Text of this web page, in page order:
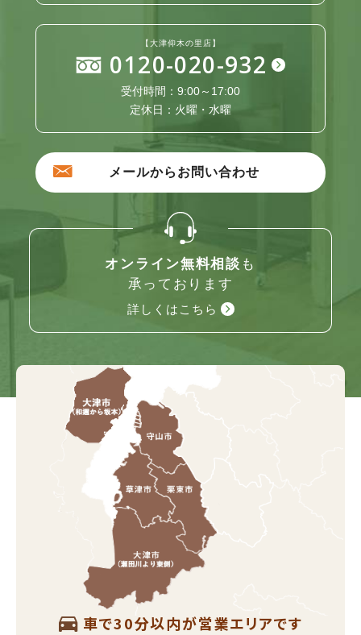
【大津仰木の里店】
0120-020-932
受付時間：9:00～17:00
定休日：火曜・水曜
メールからお問い合わせ
オンライン無料相談 も
承っております
詳しくはこちら
車で30分以内が営業エリアです